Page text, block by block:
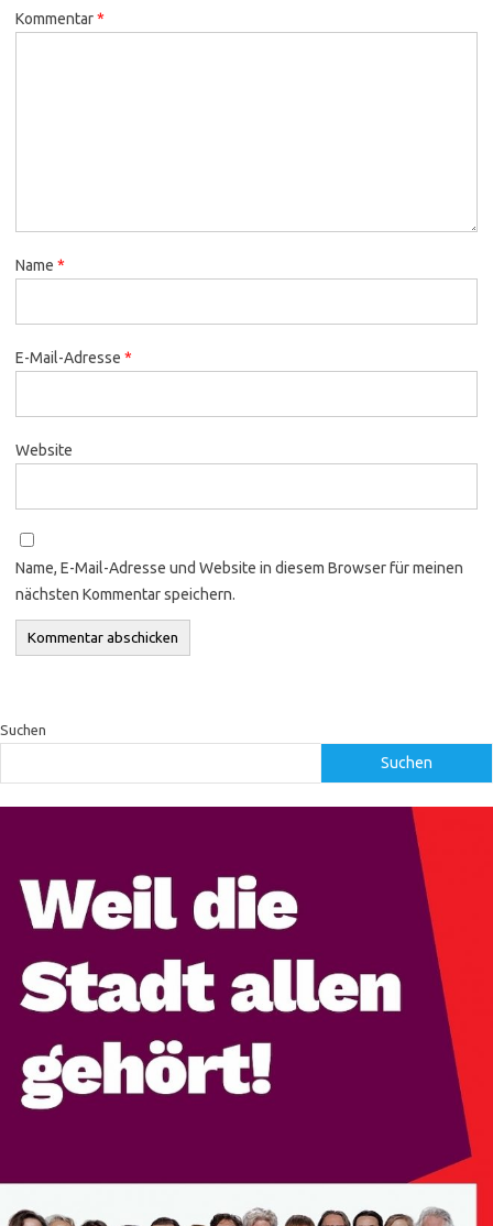
Kommentar*
Name *
E-Mail-Adresse *
Website
Name, E-Mail-Adresse und Website in diesem Browser für meinen
nächsten Kommentar speichern.
Suchen
Suchen